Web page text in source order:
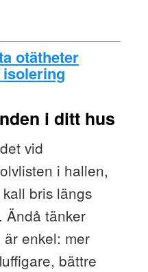
otätheter
i ditt hus
vid
i hallen,
bris längs
Ändå tänker
enkel: mer
bättre